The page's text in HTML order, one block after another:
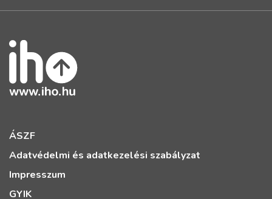
ÁSZF
Adatvédelmi és adatkezelési szabályzat
Impresszum
GYIK